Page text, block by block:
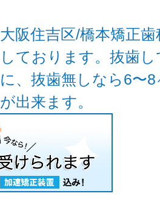
大阪住吉区/橋本矯正
しております。抜歯
に、抜歯無しなら6〜
が出来ます。